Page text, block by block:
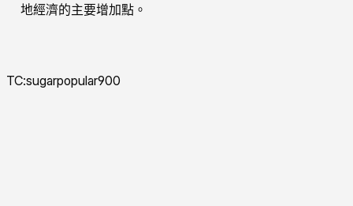
地經濟的主要增加點。
TC:sugarpopular900